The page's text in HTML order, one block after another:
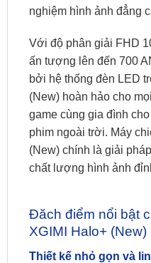
nghiệm hình ảnh đẳng
Với độ phân giải FHD
ấn tượng lên đến 700
bởi hệ thống đèn LED
(New) hoàn hảo cho
game cùng gia đình
phim ngoài trời. Máy
(New) chính là giải
chất lượng hình ảnh
Đăch điểm nổi bật
XGIMI Halo+ (New)
Thiết kế nhỏ gọn và